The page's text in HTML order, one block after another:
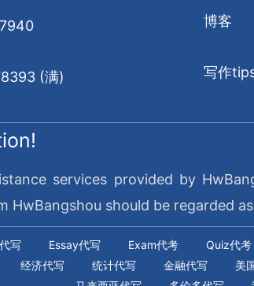
(满)
博客
写作
services provided by
HwBangshou should be regarded
写 Essay代写 Exam代考 Quiz代考
经济代写 统计代写 金融代写 美